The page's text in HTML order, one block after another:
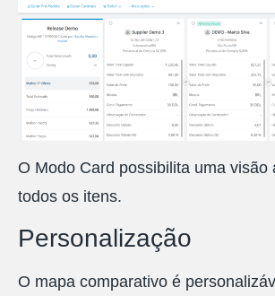
O Modo Card possibilita uma visão
todos os itens.
Personalização
O mapa comparativo é